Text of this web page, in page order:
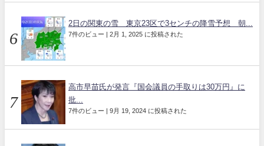
2日の関東の雪 東京23区で3センチの降雪予想 朝...
7件のビュー | 2月 1, 2025 に投稿された
高市早苗氏が発言『国会議員の手取りは30万円』に
批...
7件のビュー | 9月 19, 2024 に投稿された